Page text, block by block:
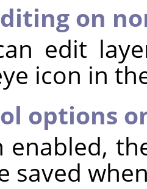
on
edit
icon in
options
enabled,
saved